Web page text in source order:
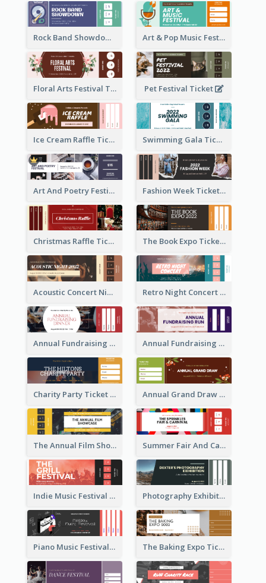
Rock Band Showdown Ticket Art & Pop Music Festival Ticket
Floral Arts Festival Ticket Pet Festival Ticket
Ice Cream Raffle Ticket Swimming Gala Ticket
Art And Poetry Festival Ticket Fashion Week Ticket
Christmas Raffle Ticket The Book Expo Ticket
Acoustic Concert Night Ticket Retro Night Concert Ticket
Annual Fundraising Dinner Ticket Annual Fundraising Run Ticket
Charity Party Ticket Annual Grand Draw Ticket
The Annual Film Showcase Ticket Summer Fair And Carnival Ticket
Indie Music Festival Ticket Photography Exhibition Ticket
Piano Music Festival Ticket The Baking Expo Ticket